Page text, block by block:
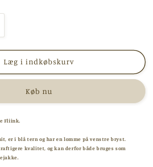
Læg i indkøbskurv
Køb nu
Fliink.
er i blå tern og har en lomme på venstre bryst.
kvalitet, og kan derfor både bruges som